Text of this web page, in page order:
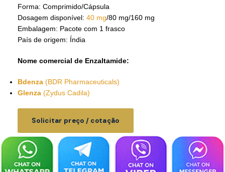
Forma: Comprimido/Cápsula
Dosagem disponível: 40 mg/80 mg/160 mg
Embalagem: Pacote com 1 frasco
País de origem: Índia
Nome comercial de Enzaltamide:
Bdenza (BDR Pharmaceuticals)
Glenza (Zydus Cadila)
Solicitar preço / cotação